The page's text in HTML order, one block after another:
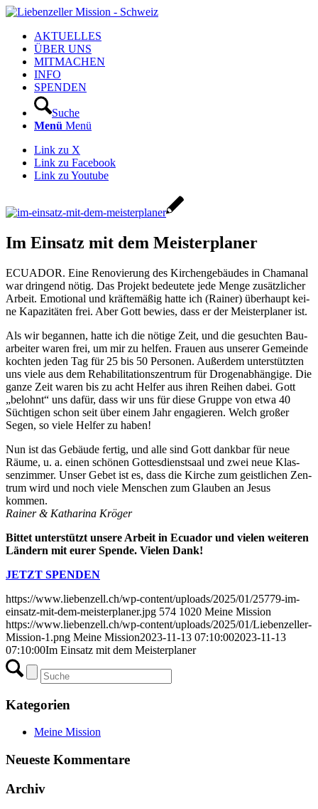
AKTUELLES
ÜBER UNS
MITMACHEN
INFO
SPENDEN
Suche
Menü Menü
Link zu X
Link zu Facebook
Link zu Youtube
Im Einsatz mit dem Meisterplaner
ECUADOR. Eine Reno­vie­rung des Kir­chen­ge­bäu­des in Chamanal
war drin­gend nötig. Das Pro­jekt bedeu­te­te jede Men­ge zusätz­li­cher
Arbeit. Emo­tio­nal und kräf­te­mä­ßig hat­te ich (Rai­ner) über­haupt kei­
ne Kapa­zi­tä­ten frei. Aber Gott bewies, dass er der Meis­ter­pla­ner ist.
Als wir began­nen, hat­te ich die nöti­ge Zeit, und die gesuch­ten Bau­
ar­bei­ter waren frei, um mir zu hel­fen. Frau­en aus unse­rer Gemein­de
koch­ten jeden Tag für 25 bis 50 Per­so­nen. Außer­dem unter­stütz­ten
uns vie­le aus dem Reha­bi­li­ta­ti­ons­zen­trum für Dro­gen­ab­hän­gi­ge. Die
gan­ze Zeit waren bis zu acht Hel­fer aus ihren Rei­hen dabei. Gott
„belohnt“ uns dafür, dass wir uns für die­se Grup­pe von etwa 40
Süch­ti­gen schon seit über einem Jahr enga­gie­ren. Welch gro­ßer
Segen, so vie­le Hel­fer zu haben!
Nun ist das Gebäu­de fer­tig, und alle sind Gott dank­bar für neue
Räu­me, u. a. einen schö­nen Got­tes­dienst­saal und zwei neue Klas­
sen­zim­mer. Unser Gebet ist es, dass die Kir­che zum geist­li­chen Zen­
trum wird und noch vie­le Men­schen zum Glau­ben an Jesus
kommen.
Rai­ner & Katha­ri­na Kröger
Bit­tet unter­stützt unse­re Arbeit in Ecua­dor und vie­len wei­te­ren
Län­dern mit eurer Spen­de. Vie­len Dank!
JETZT SPENDEN
https://www.liebenzell.ch/wp-content/uploads/2025/01/25779-im-
einsatz-mit-dem-meisterplaner.jpg 574 1020 Meine Mission
https://www.liebenzell.ch/wp-content/uploads/2025/01/Liebenzeller-
Mission-1.png Meine Mission2023-11-13 07:10:002023-11-13
07:10:00Im Einsatz mit dem Meisterplaner
Kategorien
Meine Mission
Neueste Kommentare
Archiv